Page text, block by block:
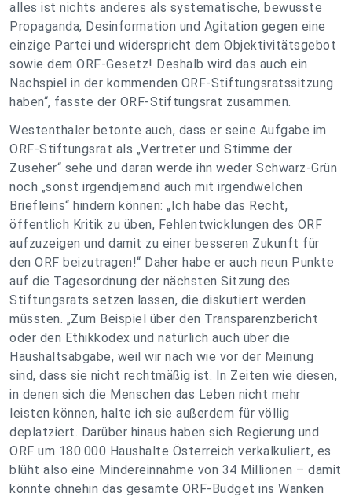
alles ist nichts anderes als systematische, bewusste
Propaganda, Desinformation und Agitation gegen eine
einzige Partei und widerspricht dem Objektivitätsgebot
sowie dem ORF-Gesetz! Deshalb wird das auch ein
Nachspiel in der kommenden ORF-Stiftungsratssitzung
haben“, fasste der ORF-Stiftungsrat zusammen.
Westenthaler betonte auch, dass er seine Aufgabe im
ORF-Stiftungsrat als „Vertreter und Stimme der
Zuseher“ sehe und daran werde ihn weder Schwarz-Grün
noch „sonst irgendjemand auch mit irgendwelchen
Briefleins“ hindern können: „Ich habe das Recht,
öffentlich Kritik zu üben, Fehlentwicklungen des ORF
aufzuzeigen und damit zu einer besseren Zukunft für
den ORF beizutragen!“ Daher habe er auch neun Punkte
auf die Tagesordnung der nächsten Sitzung des
Stiftungsrats setzen lassen, die diskutiert werden
müssten. „Zum Beispiel über den Transparenzbericht
oder den Ethikkodex und natürlich auch über die
Haushaltsabgabe, weil wir nach wie vor der Meinung
sind, dass sie nicht rechtmäßig ist. In Zeiten wie diesen,
in denen sich die Menschen das Leben nicht mehr
leisten können, halte ich sie außerdem für völlig
deplatziert. Darüber hinaus haben sich Regierung und
ORF um 180.000 Haushalte Österreich verkalkuliert, es
blüht also eine Mindereinnahme von 34 Millionen – damit
könnte ohnehin das gesamte ORF-Budget ins Wanken